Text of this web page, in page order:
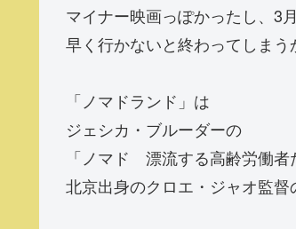
マイナー映画っぽかったし、3
早く行かないと終わってしまう
「ノマドランド」は
ジェシカ・ブルーダーの
「ノマド 漂流する高齢労働者
北京出身のクロエ・ジャオ監督